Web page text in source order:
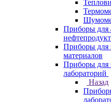
Приборы для
Приборы для
материалов
Приборы для
лабораторий
Назад